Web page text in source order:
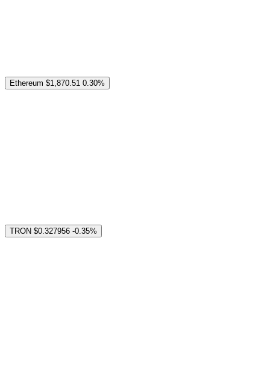
Ethereum $1,870.51 0.30%
TRON $0.327956 -0.35%